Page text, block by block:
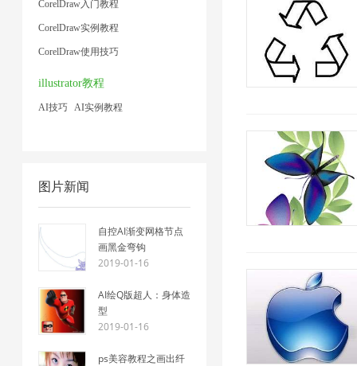
CorelDraw入门教程
CorelDraw实例教程
CorelDraw使用技巧
illustrator教程
AI技巧 AI实例教程
图片新闻
自控AI渐变网格节点
画黑金弯钩
2019-01-16
AI绘Q版超人：身体造
型
2019-01-16
ps美容教程之画出纤